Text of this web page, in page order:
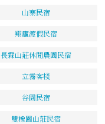
山寨民宿
翔廬渡假民宿
長霖山莊休閒農園民宿
立霧客棧
谷園民宿
雙橡園山莊民宿